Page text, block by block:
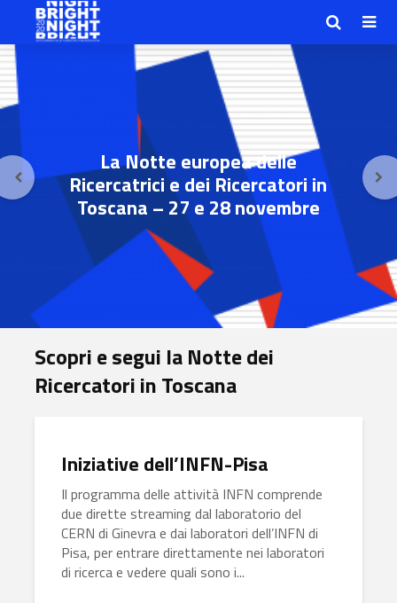
La Notte europea delle
Ricercatrici e dei Ricercatori in
Toscana – 27 e 28 novembre
Scopri e segui la Notte dei
Ricercatori in Toscana
Iniziative dell’INFN-Pisa
Il programma delle attività INFN comprende
due dirette streaming dal laboratorio del
CERN di Ginevra e dai laboratori dell’INFN di
Pisa, per entrare direttamente nei laboratori
di ricerca e vedere quali sono i...